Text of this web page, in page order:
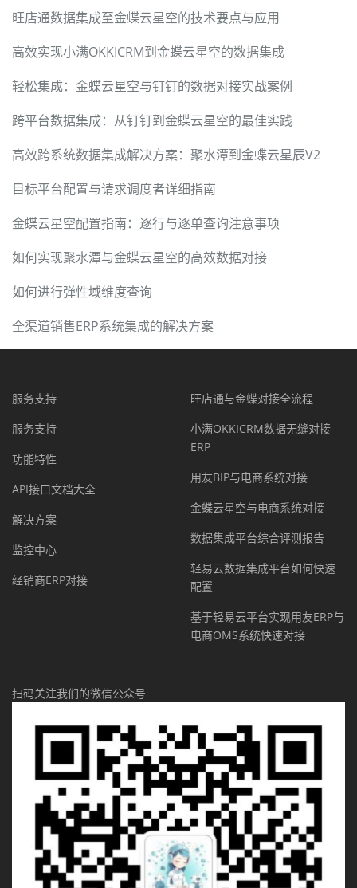
旺店通数据集成至金蝶云星空的技术要点与应用
高效实现小满OKKICRM到金蝶云星空的数据集成
轻松集成：金蝶云星空与钉钉的数据对接实战案例
跨平台数据集成：从钉钉到金蝶云星空的最佳实践
高效跨系统数据集成解决方案：聚水潭到金蝶云星辰V2
目标平台配置与请求调度者详细指南
金蝶云星空配置指南：逐行与逐单查询注意事项
如何实现聚水潭与金蝶云星空的高效数据对接
如何进行弹性域维度查询
全渠道销售ERP系统集成的解决方案
服务支持
服务支持
功能特性
API接口文档大全
解决方案
监控中心
经销商ERP对接
旺店通与金蝶对接全流程
小满OKKICRM数据无缝对接
ERP
用友BIP与电商系统对接
金蝶云星空与电商系统对接
数据集成平台综合评测报告
轻易云数据集成平台如何快速
配置
基于轻易云平台实现用友ERP与
电商OMS系统快速对接
扫码关注我们的微信公众号